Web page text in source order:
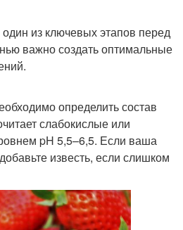
из ключевых этапов перед
важно создать оптимальные
определить состав
слабокислые или
pH 5,5–6,5. Если ваша
известь, если слишком